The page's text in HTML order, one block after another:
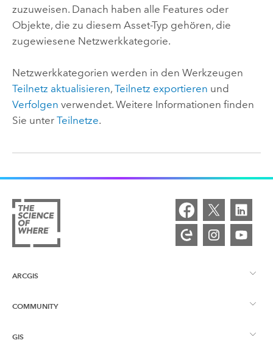
zuzuweisen. Danach haben alle Features oder
Objekte, die zu diesem Asset-Typ gehören, die
zugewiesene Netzwerkkategorie.
Netzwerkkategorien werden in den Werkzeugen
Teilnetz aktualisieren, Teilnetz exportieren und
Verfolgen verwendet. Weitere Informationen finden
Sie unter Teilnetze.
ARCGIS
ArcGIS – Überblick
COMMUNITY
Esri Community
GIS